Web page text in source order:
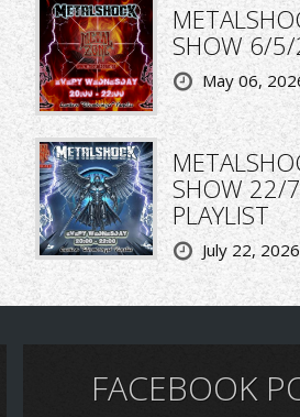
SHOW 6/5/
May 06,
SHOW 22/
PLAYLIST
July 22, 2026
FACEBOOK